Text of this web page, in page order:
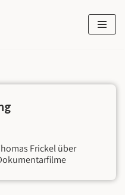
Frickel über